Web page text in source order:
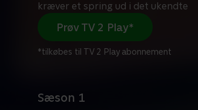
kræver et spring ud i det ukendte
Prøv TV 2 Play*
*tilkøbes til TV 2 Play abonnement
Sæson 1